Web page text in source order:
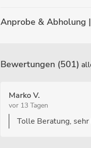
Anprobe & Abholung
Bewertungen (501)
Marko V.
vor 13 Tagen
Tolle Beratung,